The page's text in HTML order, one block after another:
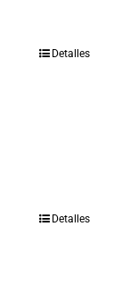
Detalles
Detalles